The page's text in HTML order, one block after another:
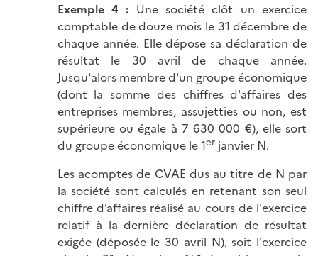
Exemple 4 : Une société clôt un exercice
comptable de douze mois le 31 décembre de
chaque année. Elle dépose sa déclaration de
résultat le 30 avril de chaque année.
Jusqu'alors membre d'un groupe économique
(dont la somme des chiffres d'affaires des
entreprises membres, assujetties ou non, est
supérieure ou égale à 7 630 000 €), elle sort
du groupe économique le 1erjanvier N.
Les acomptes de CVAE dus au titre de N par
la société sont calculés en retenant son seul
chiffre d’affaires réalisé au cours de l'exercice
relatif à la dernière déclaration de résultat
exigée (déposée le 30 avril N), soit l'exercice